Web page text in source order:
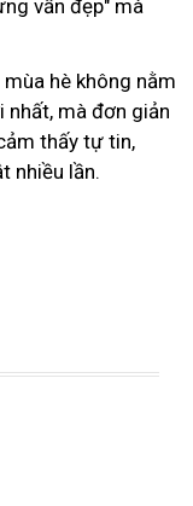
vẫn đẹp" mà
hè không nằm
mà đơn giản
thấy tự tin,
nhiều lần.